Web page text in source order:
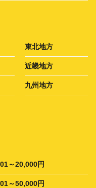
東北地方
近畿地方
九州地方
～20,000円
～50,000円